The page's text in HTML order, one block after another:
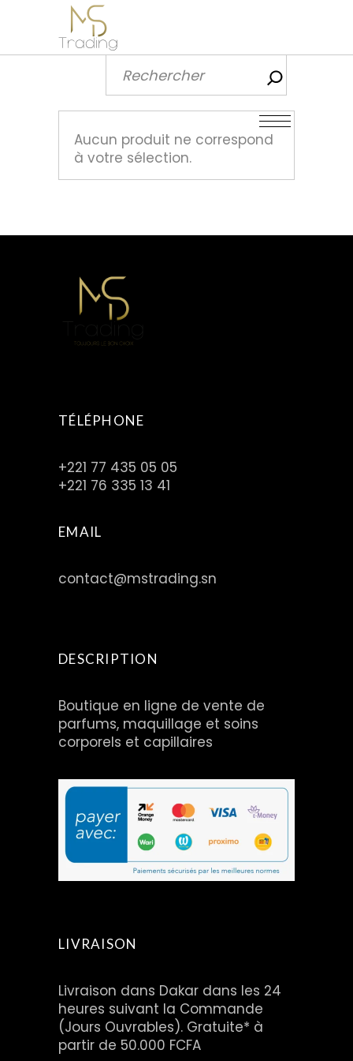
Aucun produit ne correspond
à votre sélection.
TÉLÉPHONE
+221 77 435 05 05
+221 76 335 13 41
EMAIL
contact@mstrading.sn
DESCRIPTION
Boutique en ligne de vente de
parfums, maquillage et soins
corporels et capillaires
LIVRAISON
Livraison dans Dakar dans les 24
heures suivant la Commande
(Jours Ouvrables). Gratuite* à
partir de 50.000 FCFA